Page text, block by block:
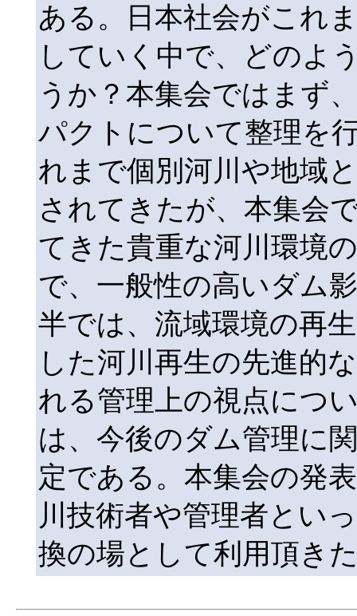
ある。日本社会がこれ
していく中で、どのよ
うか？本集会ではまず
パクトについて整理を
れまで個別河川や地域
されてきたが、本集会
てきた貴重な河川環境
で、一般性の高いダム
半では、流域環境の再
した河川再生の先進的
れる管理上の視点につ
は、今後のダム管理に
定である。本集会の発
川技術者や管理者とい
換の場として利用頂き